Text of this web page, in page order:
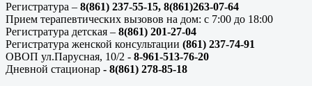
Регистратура – 8(861) 237-55-15, 8(861)263-07-64
Прием терапевтических вызовов на дом: с 7:00 до 18:00
Регистратура детская – 8(861) 201-27-04
Регистратура женской консультации (861) 237-74-91
ОВОП ул.Парусная, 10/2 - 8-961-513-76-20
Дневной стационар - 8(861) 278-85-18